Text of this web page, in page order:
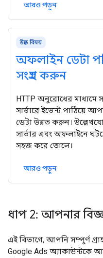
আরও পড়ুন
উন্নত বিষয়
অফলাইন ডেটা
সংগ্রহ করুন
HTTP অনুরোধের মাধ্যমে
সার্ভারে ইভেন্ট পাঠিয়ে
ডেটা উন্নত করুন।
সার্ভার এবং অফলাইনে
সহজ করে তোলে।
আরও পড়ুন
ধাপ 2: আপনার
এই বিভাগে, আপনি সম্পূর্ণ
Google Ads অ্যাকাউন্টকে